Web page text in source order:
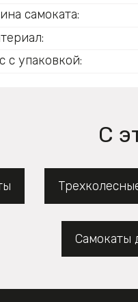
самоката:
с упаковкой:
С
Самокаты